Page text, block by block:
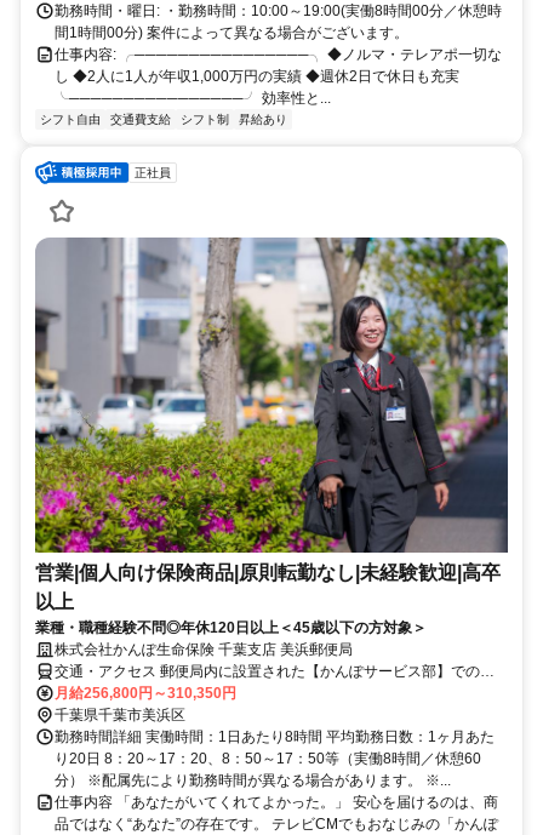
勤務時間・曜日: ・勤務時間：10:00～19:00(実働8時間00分／休憩時
間1時間00分) 案件によって異なる場合がございます。
仕事内容: ╭────────────────╮ ◆ノルマ・テレアポ一切な
し ◆2人に1人が年収1,000万円の実績 ◆週休2日で休日も充実
╰────────────────╯ 効率性と...
シフト自由 交通費支給 シフト制 昇給あり
正社員
営業|個人向け保険商品|原則転勤なし|未経験歓迎|高卒
以上
業種・職種経験不問◎年休120日以上＜45歳以下の方対象＞
株式会社かんぽ生命保険 千葉支店 美浜郵便局
交通・アクセス 郵便局内に設置された【かんぽサービス部】での勤
務となります
月給256,800円～310,350円
千葉県千葉市美浜区
勤務時間詳細 実働時間：1日あたり8時間 平均勤務日数：1ヶ月あた
り20日 8：20～17：20、8：50～17：50等（実働8時間／休憩60
分） ※配属先により勤務時間が異なる場合があります。 ※...
仕事内容 「あなたがいてくれてよかった。」 安心を届けるのは、商
品ではなく“あなた”の存在です。 テレビCMでもおなじみの「かんぽ